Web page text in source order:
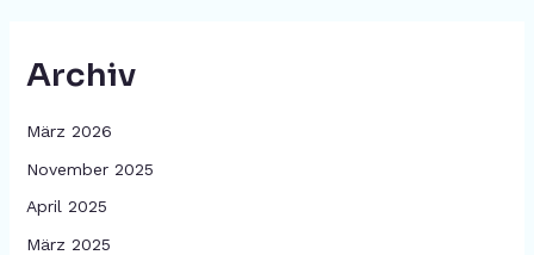
Archiv
März 2026
November 2025
April 2025
März 2025